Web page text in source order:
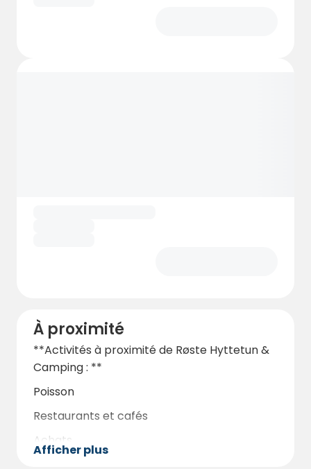
À proximité
**Activités à proximité de Røste Hyttetun &
Camping : **
Poisson
Restaurants et cafés
Achats
Afficher plus